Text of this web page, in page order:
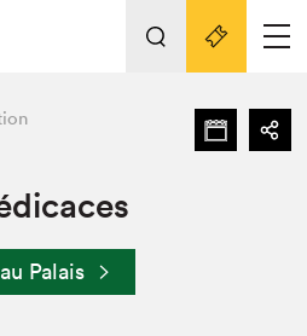
au Salon
Nos activités
Palais